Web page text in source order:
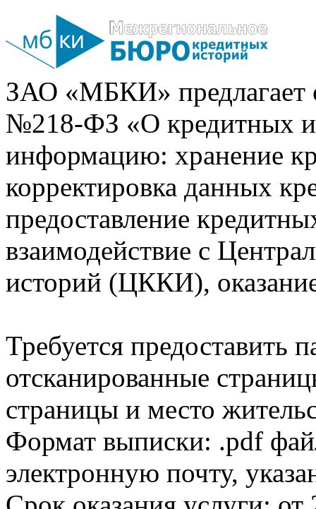
ЗАО «МБКИ» предлагает
№218-ФЗ «О кредитных
информацию: хранение
корректировка данных
предоставление
взаимодействие с
историй (ЦККИ),
Требуется предоставить
отсканированные
страницы и место
Формат выписки: .pdf
электронную почту,